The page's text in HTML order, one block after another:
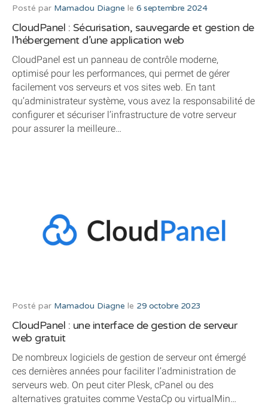
Posté par Mamadou Diagne le 6 septembre 2024
CloudPanel : Sécurisation, sauvegarde et gestion de
l’hébergement d’une application web
CloudPanel est un panneau de contrôle moderne,
optimisé pour les performances, qui permet de gérer
facilement vos serveurs et vos sites web. En tant
qu’administrateur système, vous avez la responsabilité de
configurer et sécuriser l’infrastructure de votre serveur
pour assurer la meilleure…
Posté par Mamadou Diagne le 29 octobre 2023
CloudPanel : une interface de gestion de serveur
web gratuit
De nombreux logiciels de gestion de serveur ont émergé
ces dernières années pour faciliter l’administration de
serveurs web. On peut citer Plesk, cPanel ou des
alternatives gratuites comme VestaCp ou virtualMin…